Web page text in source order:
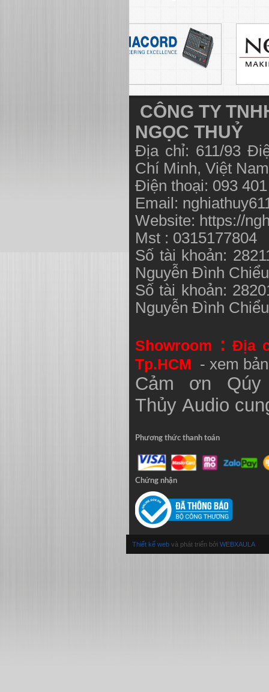
CÔNG TY
NGỌC THUỶ
Địa chỉ: 611/93
Chí Minh, Việt
Điện thoại: 093
Email:
Website: https://
Mst : 0315177804
Số tài khoản:
Nguyễn Đình
Số tài khoản:
Nguyễn Đình
Showroom : Địa
Tp.HCM - xem
Cảm ơn
Thủy Audio
Phương thức thanh toán
Chứng nhận
Thiết kế web và phát triển bởi WEBXAULA